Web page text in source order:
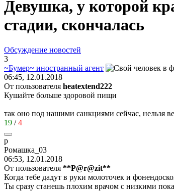
Девушка, у которой
стадии, скончалась
Обсуждение новостей
3
~Бумер~ иностранный агент
06:45, 12.01.2018
От пользователя heatextend222
Кушайте больше здоровой пищи
так оно под нашими санкциями сейчас, нельзя
19 /4
р
Ромашка _03
06:53, 12.01.2018
От пользователя **P@r@zit**
Когда тебе дадут в руки молоточек и
Ты сразу станешь плохим врачом с низкими